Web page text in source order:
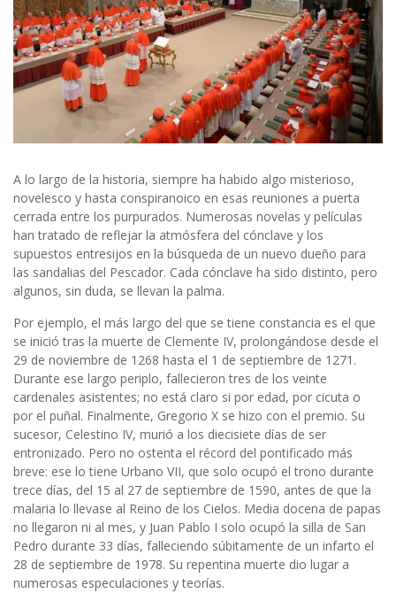
A lo largo de la historia, siempre ha habido algo misterioso,
novelesco y hasta conspiranoico en esas reuniones a puerta
cerrada entre los purpurados. Numerosas novelas y películas
han tratado de reflejar la atmósfera del cónclave y los
supuestos entresijos en la búsqueda de un nuevo dueño para
las sandalias del Pescador. Cada cónclave ha sido distinto, pero
algunos, sin duda, se llevan la palma.
Por ejemplo, el más largo del que se tiene constancia es el que
se inició tras la muerte de Clemente IV, prolongándose desde el
29 de noviembre de 1268 hasta el 1 de septiembre de 1271.
Durante ese largo periplo, fallecieron tres de los veinte
cardenales asistentes; no está claro si por edad, por cicuta o
por el puñal. Finalmente, Gregorio X se hizo con el premio. Su
sucesor, Celestino IV, murió a los diecisiete días de ser
entronizado. Pero no ostenta el récord del pontificado más
breve: ese lo tiene Urbano VII, que solo ocupó el trono durante
trece días, del 15 al 27 de septiembre de 1590, antes de que la
malaria lo llevase al Reino de los Cielos. Media docena de papas
no llegaron ni al mes, y Juan Pablo I solo ocupó la silla de San
Pedro durante 33 días, falleciendo súbitamente de un infarto el
28 de septiembre de 1978. Su repentina muerte dio lugar a
numerosas especulaciones y teorías.